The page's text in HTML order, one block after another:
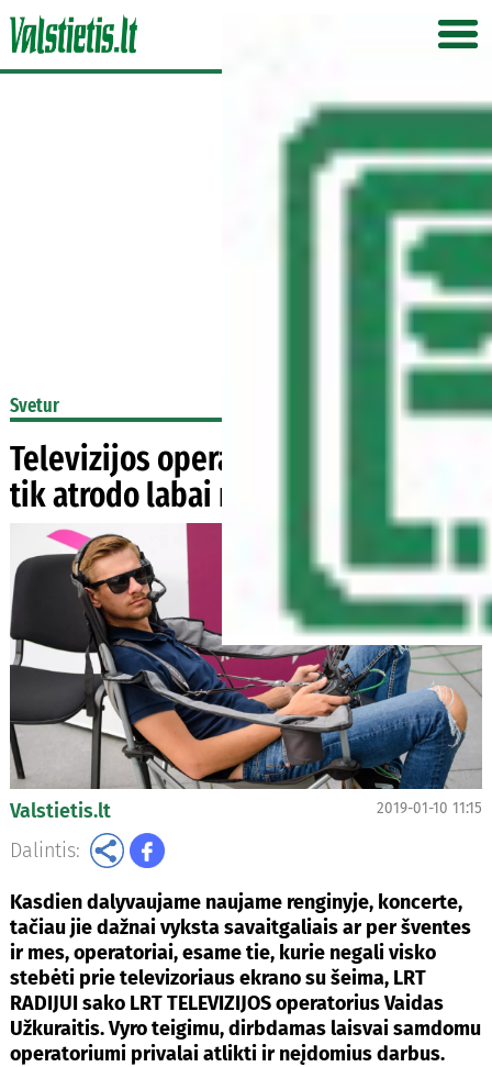
Svetur
Televizijos operatorius: šis darbas
tik atrodo labai romantiškas
Valstietis.lt 2019-01-10 11:15
Dalintis:
Kasdien dalyvaujame naujame renginyje, koncerte,
tačiau jie dažnai vyksta savaitgaliais ar per šventes
ir mes, operatoriai, esame tie, kurie negali visko
stebėti prie televizoriaus ekrano su šeima, LRT
RADIJUI sako LRT TELEVIZIJOS operatorius Vaidas
Užkuraitis. Vyro teigimu, dirbdamas laisvai samdomu
operatoriumi privalai atlikti ir neįdomius darbus.